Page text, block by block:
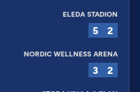
ELEDA STADION
5 2
NORDIC WELLNESS ARENA
3 2